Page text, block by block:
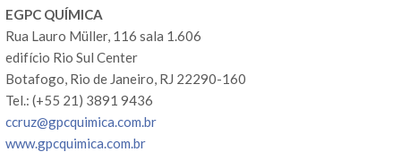
EGPC QUÍMICA
Rua Lauro Müller, 116 sala 1.606
edifício Rio Sul Center
Botafogo, Rio de Janeiro, RJ 22290-160
Tel.: (+55 21) 3891 9436
ccruz@gpcquimica.com.br
www.gpcquimica.com.br